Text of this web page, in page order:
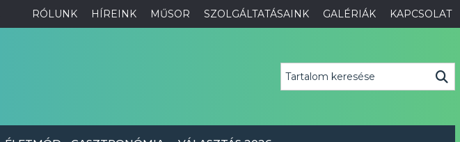
RÓLUNK HÍREINK MŰSOR SZOLGÁLTATÁSAINK GALÉRIÁK KAPCSOLAT